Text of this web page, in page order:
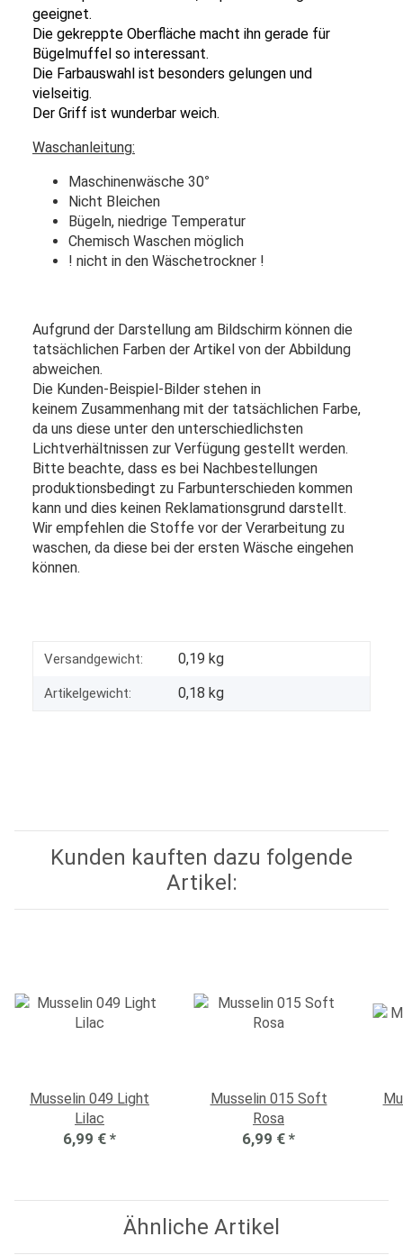
geeignet.
Die gekreppte Oberfläche macht ihn gerade für
Bügelmuffel so interessant.
Die Farbauswahl ist besonders gelungen und
vielseitig.
Der Griff ist wunderbar weich.
Waschanleitung:
Maschinenwäsche 30°
Nicht Bleichen
Bügeln, niedrige Temperatur
Chemisch Waschen möglich
! nicht in den Wäschetrockner !
Aufgrund der Darstellung am Bildschirm können die
tatsächlichen Farben der Artikel von der Abbildung
abweichen.
Die Kunden-Beispiel-Bilder stehen in
keinem Zusammenhang mit der tatsächlichen Farbe,
da uns diese unter den unterschiedlichsten
Lichtverhältnissen zur Verfügung gestellt werden.
Bitte beachte, dass es bei Nachbestellungen
produktionsbedingt zu Farbunterschieden kommen
kann und dies keinen Reklamationsgrund darstellt.
Wir empfehlen die Stoffe vor der Verarbeitung zu
waschen, da diese bei der ersten Wäsche eingehen
können.
Versandgewicht: 0,19 kg
Artikelgewicht: 0,18 kg
Kunden kauften dazu folgende
Artikel:
Musselin 049 Light
Lilac
6,99 € *
Musselin 015 Soft
Rosa
6,99 € *
Ähnliche Artikel